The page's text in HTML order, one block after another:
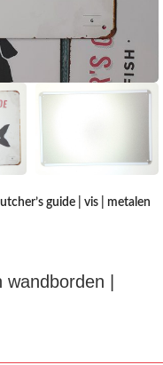
guide | vis | metalen
|